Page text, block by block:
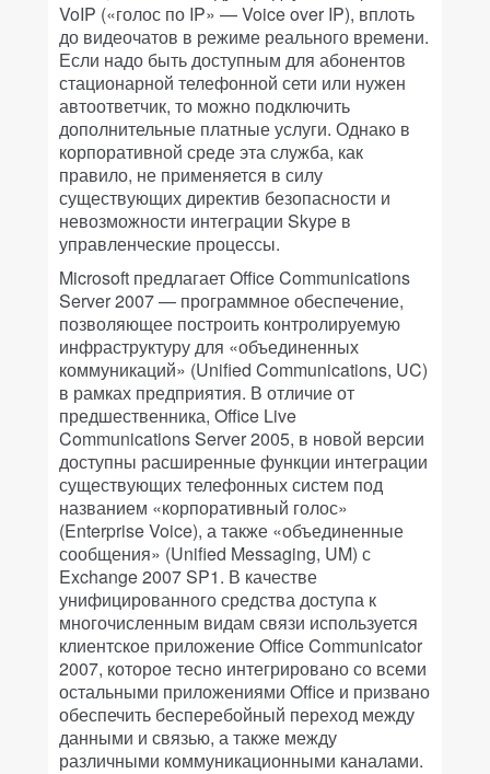
VoIP («голос по IP» — Voice over IP), вплоть
до видеочатов в режиме реального времени.
Если надо быть доступным для абонентов
стационарной телефонной сети или нужен
автоответчик, то можно подключить
дополнительные платные услуги. Однако в
корпоративной среде эта служба, как
правило, не применяется в силу
существующих директив безопасности и
невозможности интеграции Skype в
управленческие процессы.
Microsoft предлагает Office Communications
Server 2007 — программное обеспечение,
позволяющее построить контролируемую
инфраструктуру для «объединенных
коммуникаций» (Unified Communications, UC)
в рамках предприятия. В отличие от
предшественника, Office Live
Communications Server 2005, в новой версии
доступны расширенные функции интеграции
существующих телефонных систем под
названием «корпоративный голос»
(Enterprise Voice), а также «объединенные
сообщения» (Unified Messaging, UM) с
Exchange 2007 SP1. В качестве
унифицированного средства доступа к
многочисленным видам связи используется
клиентское приложение Office Communicator
2007, которое тесно интегрировано со всеми
остальными приложениями Office и призвано
обеспечить бесперебойный переход между
данными и связью, а также между
различными коммуникационными каналами.